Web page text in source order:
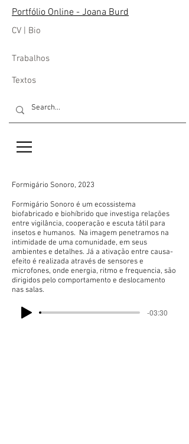
Portfólio Online - Joana Burd
CV | Bio
Trabalhos
Textos
Formigário Sonoro, 2023
Formigário Sonoro é um ecossistema
biofabricado e biohíbrido que investiga relações
entre vigilância, cooperação e escuta tátil para
insetos e humanos. Na imagem penetramos na
intimidade de uma comunidade, em seus
ambientes e detalhes. Já a ativação entre causa-
efeito é realizada através de sensores e
microfones, onde energia, ritmo e frequencia, são
dirigidos pelo comportamento e deslocamento
nas salas.
-03:30